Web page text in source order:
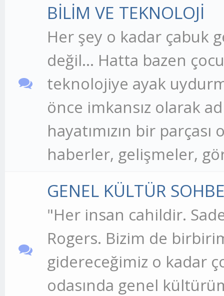
BİLİM VE TEKNOLOJİ
Her şey o kadar çabuk
değil... Hatta bazen
teknolojiye ayak
önce imkansız olarak
hayatımızın bir
haberler, gelişmeler,
GENEL KÜLTÜR
"Her insan cahildir.
Rogers. Bizim de
gidereceğimiz o kadar
odasında genel